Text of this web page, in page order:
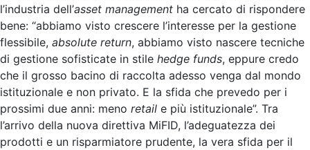
l’industria dell’asset management ha cercato di rispondere
bene: “abbiamo visto crescere l’interesse per la gestione
flessibile, absolute return, abbiamo visto nascere tecniche
di gestione sofisticate in stile hedge funds, eppure credo
che il grosso bacino di raccolta adesso venga dal mondo
istituzionale e non privato. E la sfida che prevedo per i
prossimi due anni: meno retail e più istituzionale”. Tra
l’arrivo della nuova direttiva MiFID, l’adeguatezza dei
prodotti e un risparmiatore prudente, la vera sfida per il